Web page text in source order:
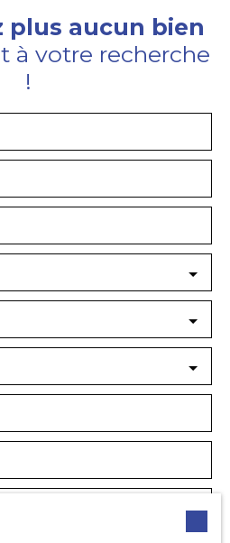
plus aucun bien
à votre recherche
!